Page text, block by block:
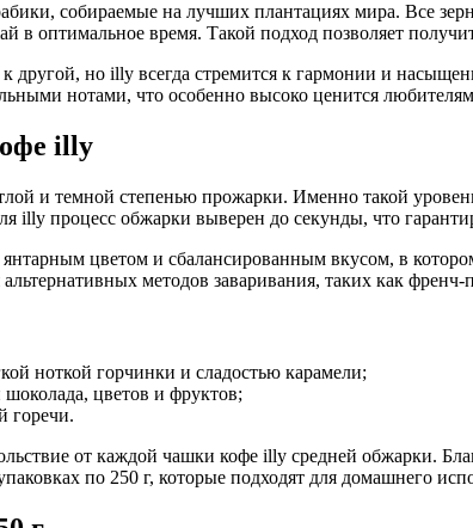
собираемые на лучших плантациях мира. Все
в оптимальное время. Такой подход позволяет
другой, но illy всегда стремится к гармонии и
нотами, что особенно высоко ценится
illy
и темной степенью прожарки. Именно такой
illy процесс обжарки выверен до секунды, что
цветом и сбалансированным вкусом, в
методов заваривания, таких как френч-
ноткой горчинки и сладостью карамели;
цветов и фруктов;
горечи.
от каждой чашки кофе illy средней обжарки.
по 250 г, которые подходят для домашнего